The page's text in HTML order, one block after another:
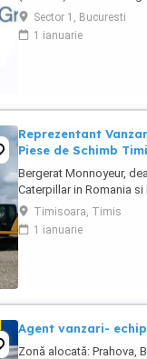
B2B motivat, orientat
promovarea soluțiilor de
dedicate mediului office.
Sector 1, Bucuresti
1 ianuarie
Reprezentant
Piese de Schimb
Bergerat Monnoyeur,
Caterpillar in Romania si
Moldova, angajeaza
Service si Piese de
de utilaje. Cerinte: Studii
Timisoara, Timis
1 ianuarie
Agent vanzari-
Zonă alocată: Prahova,